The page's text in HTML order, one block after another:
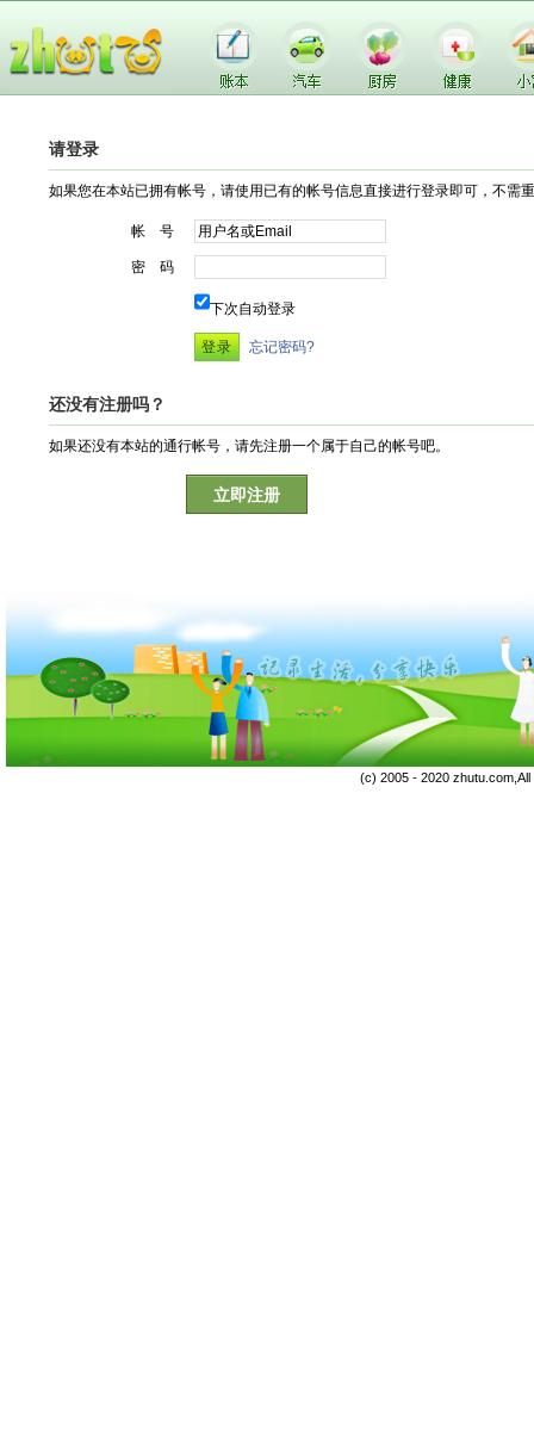
请登录
如果您在本站已拥有帐号，请使用已有的帐号信息直接进行登录即可，不需
帐 号
密 码
下次自动登录
忘记密码?
还没有注册吗？
如果还没有本站的通行帐号，请先注册一个属于自己的帐号吧。
立即注册
(c) 2005 - 2020